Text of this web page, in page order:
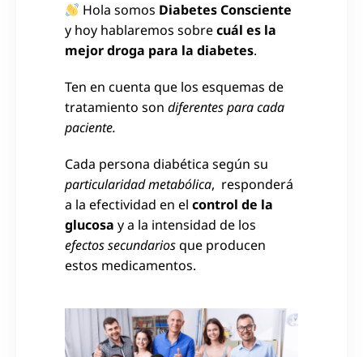
Hola somos Diabetes Consciente
y hoy hablaremos sobrecuál es la
mejor droga para la diabetes.
Ten en cuenta que los esquemas de
tratamiento son diferentes para cada
paciente.
Cada persona diabética según su
particularidad metabólica, responderá
a la efectividad en el control de la
glucosa y a la intensidad de los
efectos secundariosque producen
estos medicamentos.